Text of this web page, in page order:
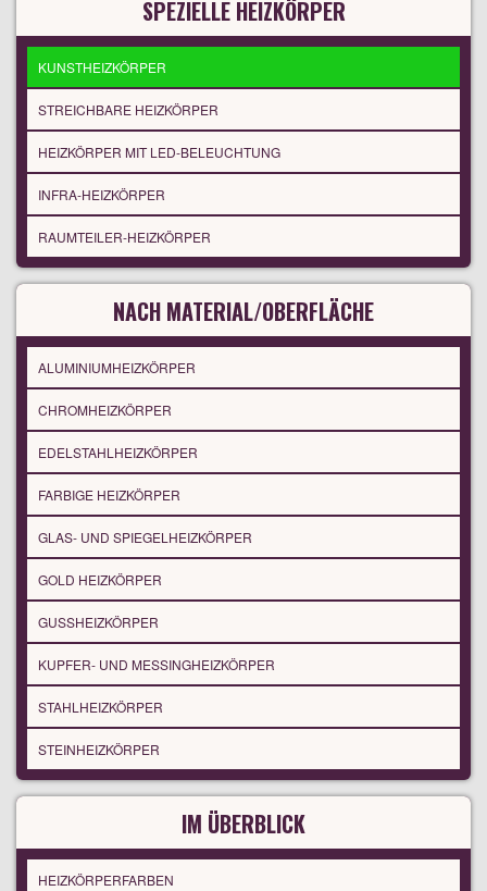
SPEZIELLE HEIZKÖRPER
KUNSTHEIZKÖRPER
STREICHBARE HEIZKÖRPER
HEIZKÖRPER MIT LED-BELEUCHTUNG
INFRA-HEIZKÖRPER
RAUMTEILER-HEIZKÖRPER
NACH MATERIAL/OBERFLÄCHE
ALUMINIUMHEIZKÖRPER
CHROMHEIZKÖRPER
EDELSTAHLHEIZKÖRPER
FARBIGE HEIZKÖRPER
GLAS- UND SPIEGELHEIZKÖRPER
GOLD HEIZKÖRPER
GUSSHEIZKÖRPER
KUPFER- UND MESSINGHEIZKÖRPER
STAHLHEIZKÖRPER
STEINHEIZKÖRPER
IM ÜBERBLICK
HEIZKÖRPERFARBEN